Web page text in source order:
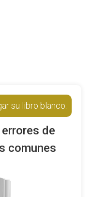
su libro blanco.
de
comunes